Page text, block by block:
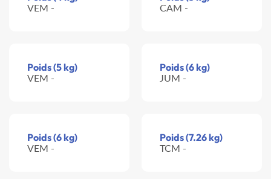
VEM - CAM -
Poids (5 kg)
VEM -
Poids (6 kg)
JUM -
Poids (6 kg)
VEM -
Poids (7.26 kg)
TCM -